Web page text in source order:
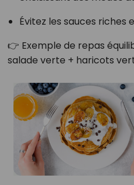
Évitez les sauces riches
👉 Exemple de repas
salade verte + haricots